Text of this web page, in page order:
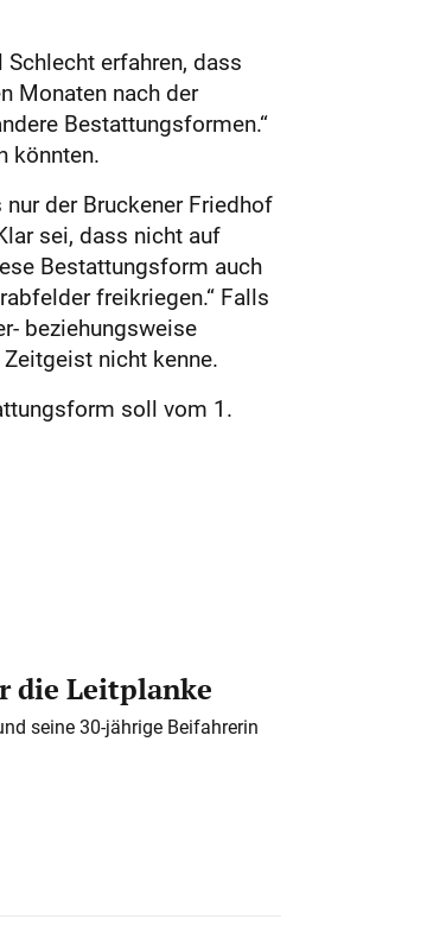
erfahren, dass
Monaten nach der
Bestattungsformen.“
könnten.
der Bruckener Friedhof
sei, dass nicht auf
Bestattungsform auch
freikriegen.“ Falls
beziehungsweise
nicht kenne.
soll vom 1.
die Leitplanke
seine 30-jährige Beifahrerin